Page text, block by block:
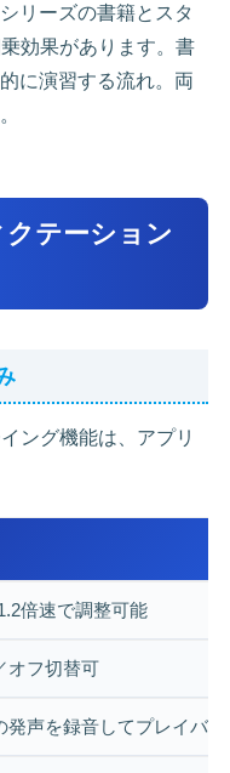
リーズの書籍とスタ
効果があります。書
に演習する流れ。両
テーション
ング機能は、アプリ
倍速で調整可能
オフ切替可
発声を録音してプレイバッ